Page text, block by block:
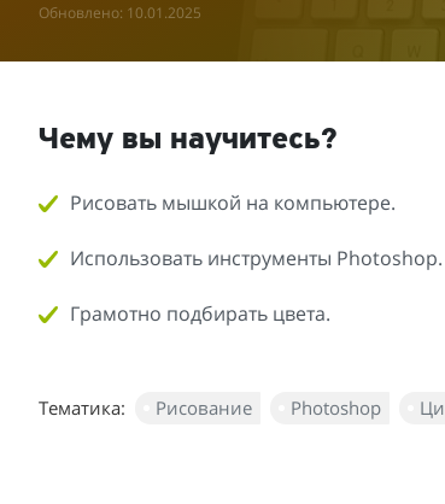
Обновлено: 10.01.2025
Чему вы научитесь?
Рисовать мышкой на компьютере.
Использовать инструменты Photoshop.
Грамотно подбирать цвета.
Тематика: Рисование Photoshop